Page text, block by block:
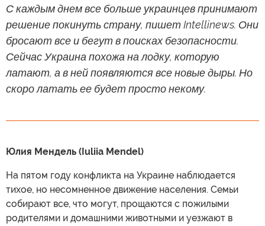
С каждым днем все больше украинцев принимают
решение покинуть страну, пишет Intellinews. Они
бросают все и бегут в поисках безопасности.
Сейчас Украина похожа на лодку, которую
латают, а в ней появляются все новые дыры. Но
скоро латать ее будет просто некому.
Юлия Мендель (Iuliia Mendel)
На пятом году конфликта на Украине наблюдается
тихое, но несомненное движение населения. Семьи
собирают все, что могут, прощаются с пожилыми
родителями и домашними животными и уезжают в